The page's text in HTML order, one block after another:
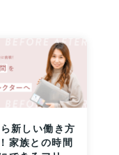
新しい働き方
家族との時間